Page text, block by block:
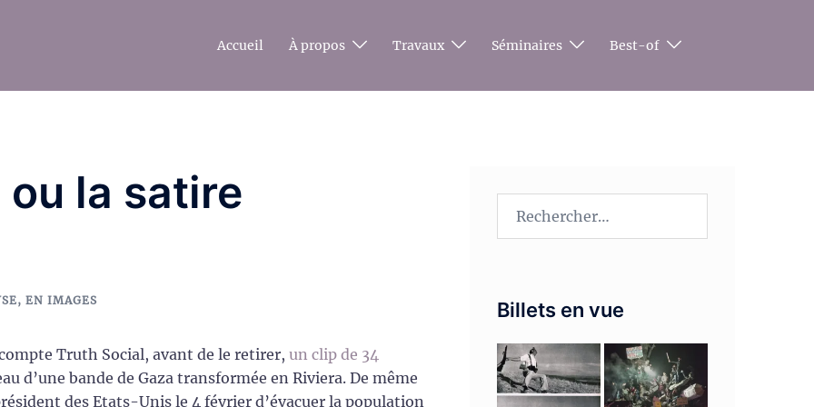
Accueil À propos Travaux Séminaires Best-of
la satire
, EN IMAGES
Truth Social, avant de le retirer, un clip de 34
d’une bande de Gaza transformée en Riviera. De même
des Etats-Unis le 4 février d’évacuer la population
Billets en vue